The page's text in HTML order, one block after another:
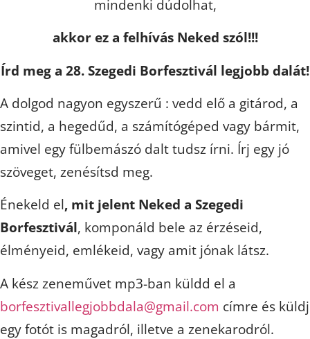
mindenki dúdolhat,
akkor ez a felhívás Neked szól!!!
Írd meg a 28. Szegedi Borfesztivál legjobb dalát!
A dolgod nagyon egyszerű : vedd elő a gitárod, a
szintid, a hegedűd, a számítógéped vagy bármit,
amivel egy fülbemászó dalt tudsz írni. Írj egy jó
szöveget, zenésítsd meg.
Énekeld el, mit jelent Neked a Szegedi
Borfesztivál, komponáld bele az érzéseid,
élményeid, emlékeid, vagy amit jónak látsz.
A kész zeneművet mp3-ban küldd el a
borfesztivallegjobbdala@gmail.com címre és küldj
egy fotót is magadról, illetve a zenekarodról.